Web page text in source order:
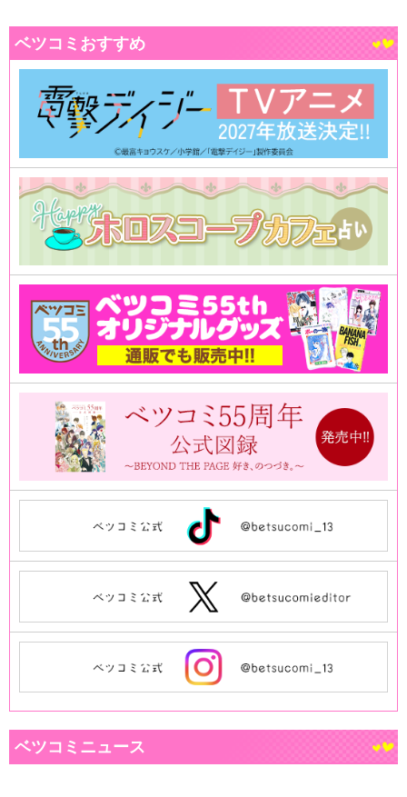
ベツコミおすすめ
ベツコミニュース